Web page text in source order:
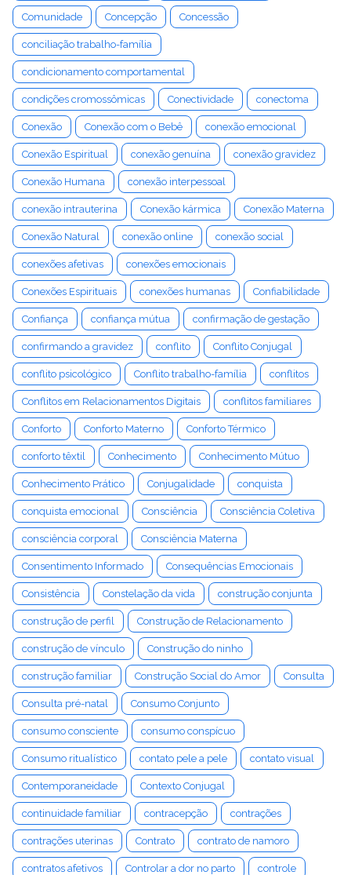
Comunidade Concepção Concessão
conciliação trabalho-família
condicionamento comportamental
condições cromossômicas Conectividade conectoma
Conexão Conexão com o Bebê conexão emocional
Conexão Espiritual conexão genuína conexão gravidez
Conexão Humana conexão interpessoal
conexão intrauterina Conexão kármica Conexão Materna
Conexão Natural conexão online conexão social
conexões afetivas conexões emocionais
Conexões Espirituais conexões humanas Confiabilidade
Confiança confiança mútua confirmação de gestação
confirmando a gravidez conflito Conflito Conjugal
conflito psicológico Conflito trabalho-família conflitos
Conflitos em Relacionamentos Digitais conflitos familiares
Conforto Conforto Materno Conforto Térmico
conforto têxtil Conhecimento Conhecimento Mútuo
Conhecimento Prático Conjugalidade conquista
conquista emocional Consciência Consciência Coletiva
consciência corporal Consciência Materna
Consentimento Informado Consequências Emocionais
Consistência Constelação da vida construção conjunta
construção de perfil Construção de Relacionamento
construção de vínculo Construção do ninho
construção familiar Construção Social do Amor Consulta
Consulta pré-natal Consumo Conjunto
consumo consciente consumo conspícuo
Consumo ritualístico contato pele a pele contato visual
Contemporaneidade Contexto Conjugal
continuidade familiar contracepção contrações
contrações uterinas Contrato contrato de namoro
contratos afetivos Controlar a dor no parto controle